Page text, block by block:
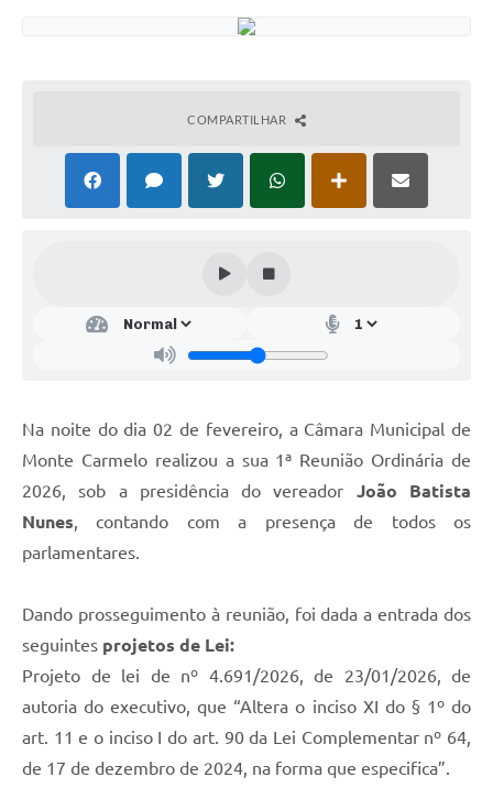
COMPARTILHAR
Na noite do dia 02 de fevereiro, a Câmara Municipal de
Monte Carmelo realizou a sua 1ª Reunião Ordinária de
2026, sob a presidência do vereador João Batista
Nunes, contando com a presença de todos os
parlamentares.
Dando prosseguimento à reunião, foi dada a entrada dos
seguintes projetos de Lei:
Projeto de lei de nº 4.691/2026, de 23/01/2026, de
autoria do executivo, que “Altera o inciso XI do § 1º do
art. 11 e o inciso I do art. 90 da Lei Complementar nº 64,
de 17 de dezembro de 2024, na forma que especifica”.